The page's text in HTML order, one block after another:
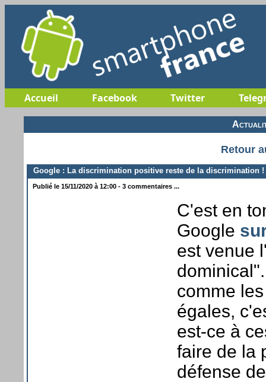
Accueil Facebook Twitter
Retour
Google : La discrimination positive reste de la discrimination !
Publié le 15/11/2020 à 12:00 - 3 commentaires ...
C'est en
Google
est venue
comme
égales,
est-ce à
faire de la
défense